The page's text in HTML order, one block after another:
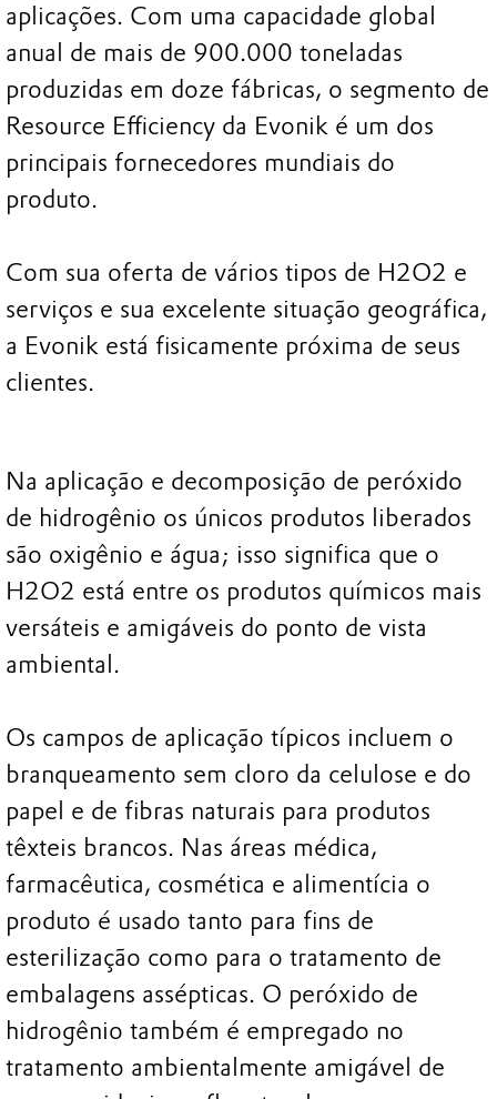
aplicações. Com uma capacidade global
anual de mais de 900.000 toneladas
produzidas em doze fábricas, o segmento de
Resource Efficiency da Evonik é um dos
principais fornecedores mundiais do
produto.
Com sua oferta de vários tipos de H2O2 e
serviços e sua excelente situação geográfica,
a Evonik está fisicamente próxima de seus
clientes.
Na aplicação e decomposição de peróxido
de hidrogênio os únicos produtos liberados
são oxigênio e água; isso significa que o
H2O2 está entre os produtos químicos mais
versáteis e amigáveis do ponto de vista
ambiental.
Os campos de aplicação típicos incluem o
branqueamento sem cloro da celulose e do
papel e de fibras naturais para produtos
têxteis brancos. Nas áreas médica,
farmacêutica, cosmética e alimentícia o
produto é usado tanto para fins de
esterilização como para o tratamento de
embalagens assépticas. O peróxido de
hidrogênio também é empregado no
tratamento ambientalmente amigável de